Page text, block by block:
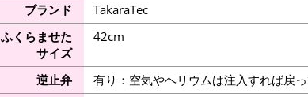
ブランド
TakaraTec
ふくらませた
サイズ
42cm
逆止弁
有り：空気やヘリウムは注入すれば戻